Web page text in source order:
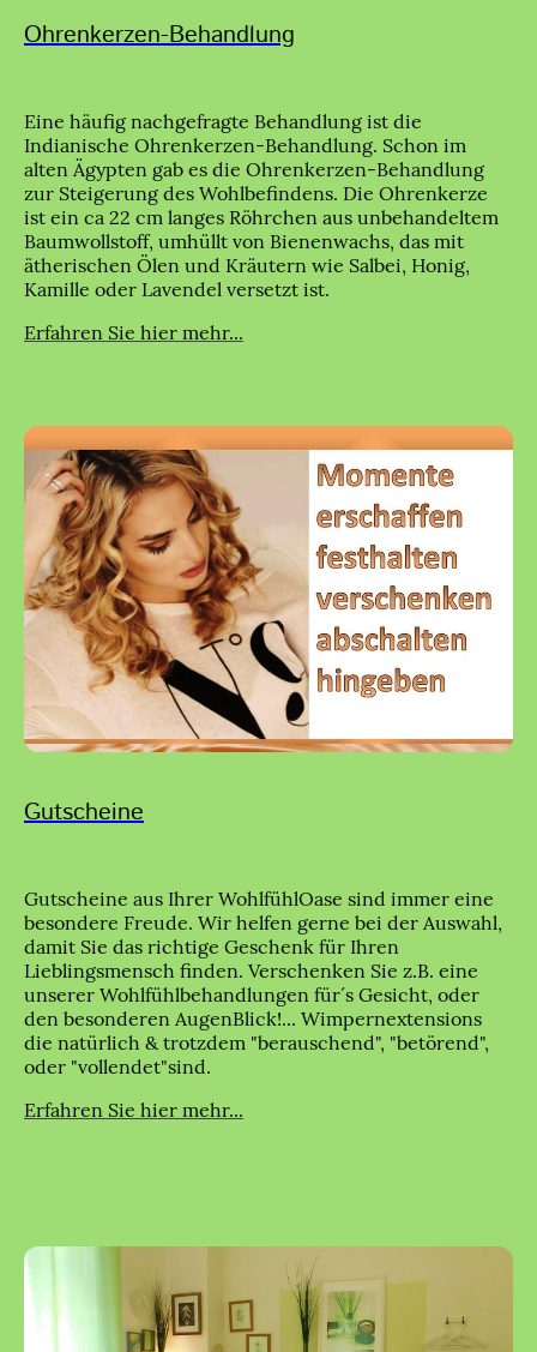
Ohrenkerzen-Behandlung
Eine häufig nachgefragte Behandlung ist die
Indianische Ohrenkerzen-Behandlung. Schon im
alten Ägypten gab es die Ohrenkerzen-Behandlung
zur Steigerung des Wohlbefindens. Die Ohrenkerze
ist ein ca 22 cm langes Röhrchen aus unbehandeltem
Baumwollstoff, umhüllt von Bienenwachs, das mit
ätherischen Ölen und Kräutern wie Salbei, Honig,
Kamille oder Lavendel versetzt ist.
Erfahren Sie hier mehr...
Gutscheine
Gutscheine aus Ihrer WohlfühlOase sind immer eine
besondere Freude. Wir helfen gerne bei der Auswahl,
damit Sie das richtige Geschenk für Ihren
Lieblingsmensch finden. Verschenken Sie z.B. eine
unserer Wohlfühlbehandlungen für´s Gesicht, oder
den besonderen AugenBlick!... Wimpernextensions
die natürlich & trotzdem "berauschend", "betörend",
oder "vollendet"sind.
Erfahren Sie hier mehr...